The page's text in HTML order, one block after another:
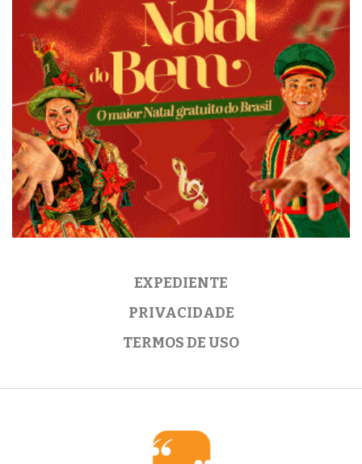
EXPEDIENTE
PRIVACIDADE
TERMOS DE USO